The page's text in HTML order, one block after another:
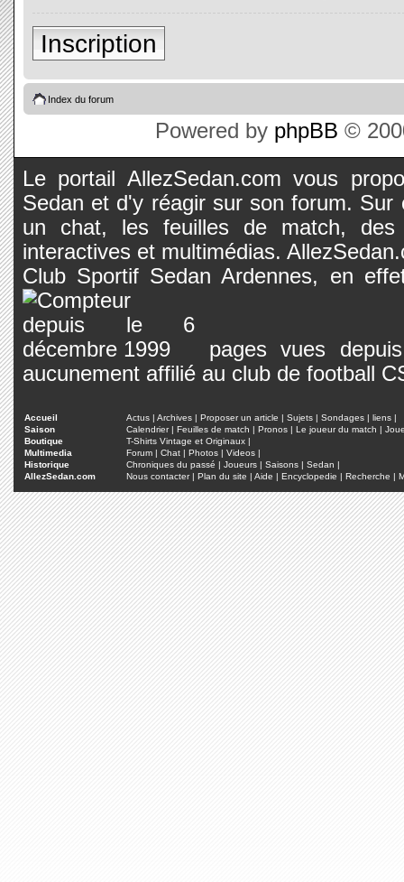
Inscription
Index du forum
Powered by phpBB ©
Le portail AllezSedan.com vous
Sedan et d'y réagir sur son forum.
un chat, les feuilles de match, des
interactives et multimédias.
Club Sportif Sedan Ardennes, en
pages vues
aucunement affilié au club de football
Accueil Actus | Archives | Proposer un article | Sujets | Sondages | liens |
Saison
Calendrier| Feuilles de match | Pronos | Le joueur du match |
Boutique
T-Shirts Vintage et Originaux |
Multimedia
Forum | Chat | Photos | Videos |
Historique
Chroniques du passé | Joueurs | Saisons | Sedan |
AllezSedan.com
Nous contacter| Plan du site | Aide | Encyclopedie | Recherche |